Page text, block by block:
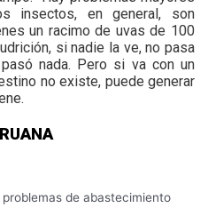
insectos, en general, son
un racimo de uvas de 100
si nadie la ve, no pasa
nada. Pero si va con un
no existe, puede generar
de abastecimiento